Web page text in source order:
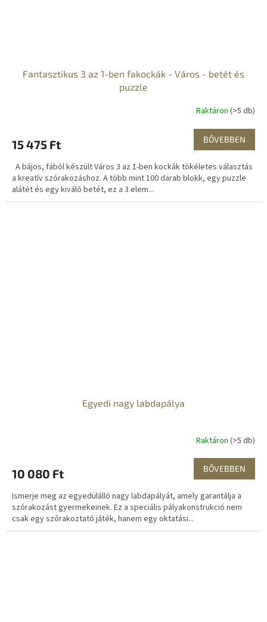
Fantasztikus 3 az 1-ben fakockák - Város - betét és
puzzle
Raktáron (>5 db)
15 475 Ft BŐVEBBEN
A bájos, fából készült Város 3 az 1-ben kockák tökéletes választás
a kreatív szórakozáshoz. A több mint 100 darab blokk, egy puzzle
alátét és egy kiváló betét, ez a 3 elem...
Egyedi nagy labdapálya
Raktáron (>5 db)
10 080 Ft BŐVEBBEN
Ismerje meg az egyedülálló nagy labdapályát, amely garantálja a
szórakozást gyermekeinek. Ez a speciális pályakonstrukció nem
csak egy szórakoztató játék, hanem egy oktatási...